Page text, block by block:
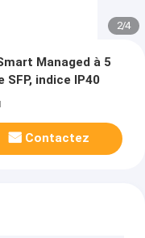
2/4
Managed à 5
indice IP40
Contactez